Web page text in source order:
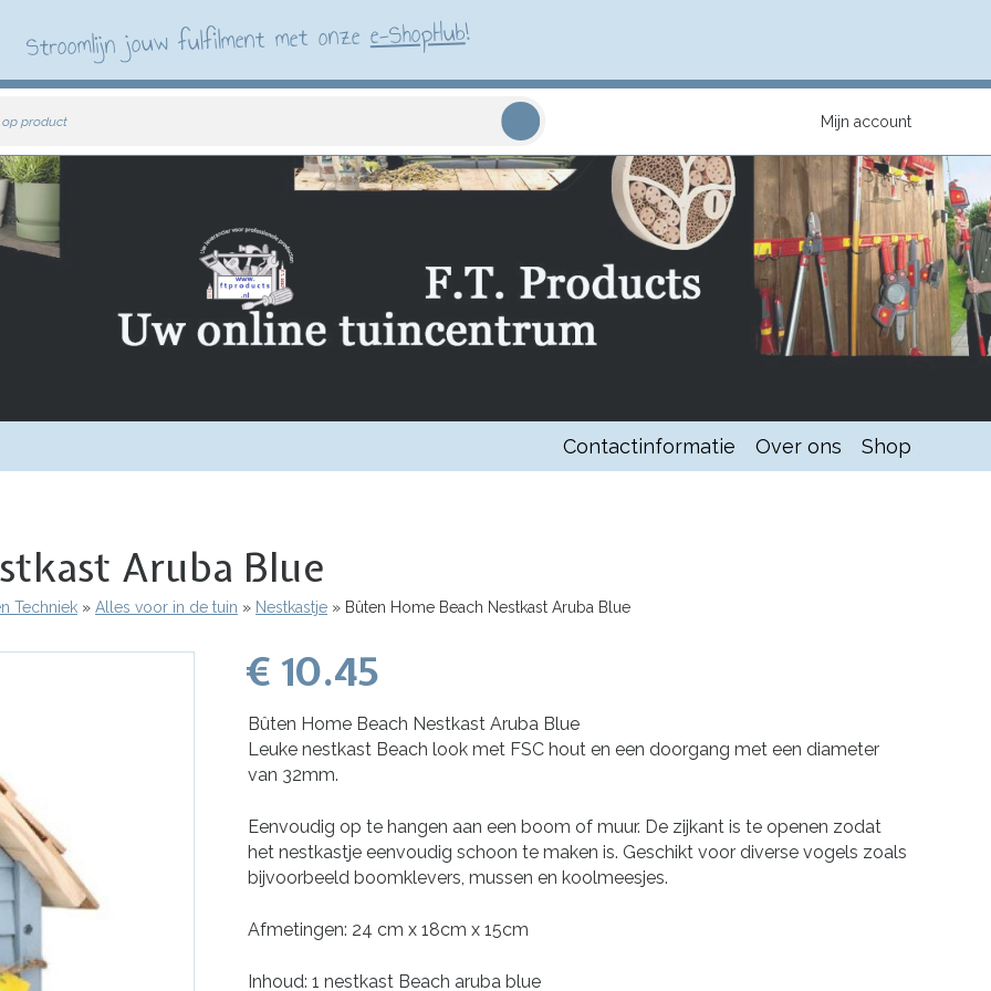
Stroomlijn jouw fulfilment met onzee-ShopHub!
op product Mijn account
Contactinformatie Over ons Shop
Aruba Blue
Techniek Alles voor in de tuin Nestkastje Bûten Home Beach Nestkast Aruba Blue
€ 10.45
Bûten Home Beach Nestkast Aruba Blue
Leuke nestkast Beach look met FSC hout en een doorgang met een diameter
van 32mm.
Eenvoudig op te hangen aan een boom of muur. De zijkant is te openen zodat
het nestkastje eenvoudig schoon te maken is. Geschikt voor diverse vogels zoals
bijvoorbeeld boomklevers, mussen en koolmeesjes.
Afmetingen: 24 cm x 18cm x 15cm
Inhoud: 1 nestkast Beach aruba blue